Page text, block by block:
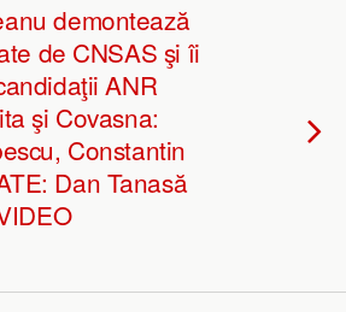
demontează
de CNSAS şi îi
ANR
şi Covasna:
Constantin
Dan Tanasă